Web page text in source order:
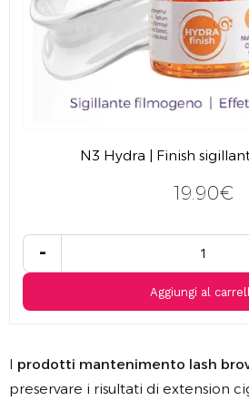
N3 Hydra | Finish
19.90€
-
Aggiungi al
I prodotti mantenimento lash
preservare i risultati di extension